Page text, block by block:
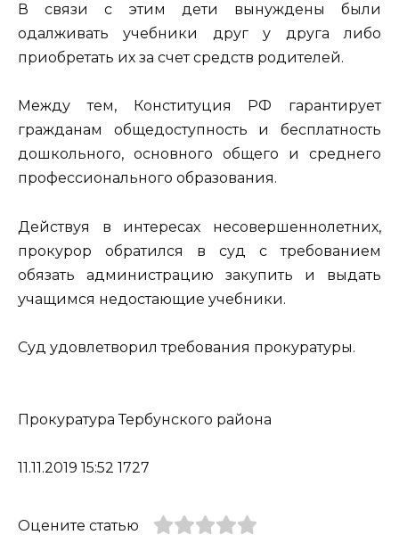
В связи с этим дети вынуждены были
одалживать учебники друг у друга либо
приобретать их за счет средств родителей.
Между тем, Конституция РФ гарантирует
гражданам общедоступность и бесплатность
дошкольного, основного общего и среднего
профессионального образования.
Действуя в интересах несовершеннолетних,
прокурор обратился в суд с требованием
обязать администрацию закупить и выдать
учащимся недостающие учебники.
Суд удовлетворил требования прокуратуры.
Прокуратура Тербунского района
11.11.2019 15:52 1727
Оцените статью